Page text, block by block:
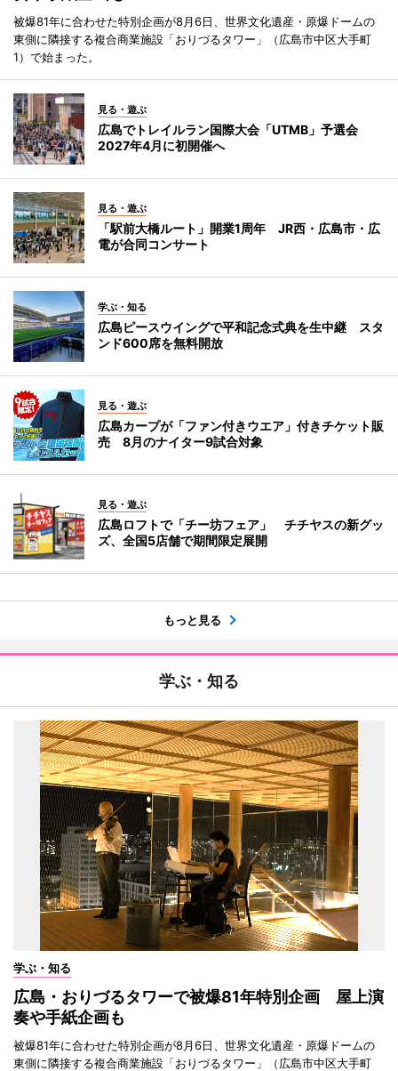
被爆81年に合わせた特別企画が8月6日、世界文化遺産・原爆ドームの
東側に隣接する複合商業施設「おりづるタワー」（広島市中区大手町
1）で始まった。
見る・遊ぶ
広島でトレイルラン国際大会「UTMB」予選会
2027年4月に初開催へ
見る・遊ぶ
「駅前大橋ルート」開業1周年 JR西・広島市・広
電が合同コンサート
学ぶ・知る
広島ピースウイングで平和記念式典を生中継 スタ
ンド600席を無料開放
見る・遊ぶ
広島カープが「ファン付きウエア」付きチケット販
売 8月のナイター9試合対象
見る・遊ぶ
広島ロフトで「チー坊フェア」 チチヤスの新グッ
ズ、全国5店舗で期間限定展開
もっと見る
学ぶ・知る
学ぶ・知る
広島・おりづるタワーで被爆81年特別企画 屋上演
奏や手紙企画も
被爆81年に合わせた特別企画が8月6日、世界文化遺産・原爆ドームの
東側に隣接する複合商業施設「おりづるタワー」（広島市中区大手町